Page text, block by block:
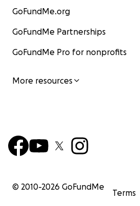
GoFundMe.org
GoFundMe Partnerships
GoFundMe Pro for nonprofits
More resources
© 2010-2026 GoFundMe
Terms